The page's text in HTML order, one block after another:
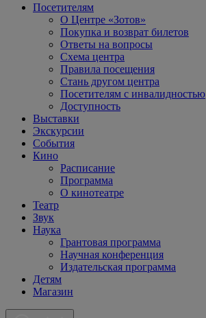
Посетителям
О Центре «Зотов»
Покупка и возврат билетов
Ответы на вопросы
Схема центра
Правила посещения
Стань другом центра
Посетителям с инвалидностью
Доступность
Выставки
Экскурсии
События
Кино
Расписание
Программа
О кинотеатре
Театр
Звук
Наука
Грантовая программа
Научная конференция
Издательская программа
Детям
Магазин